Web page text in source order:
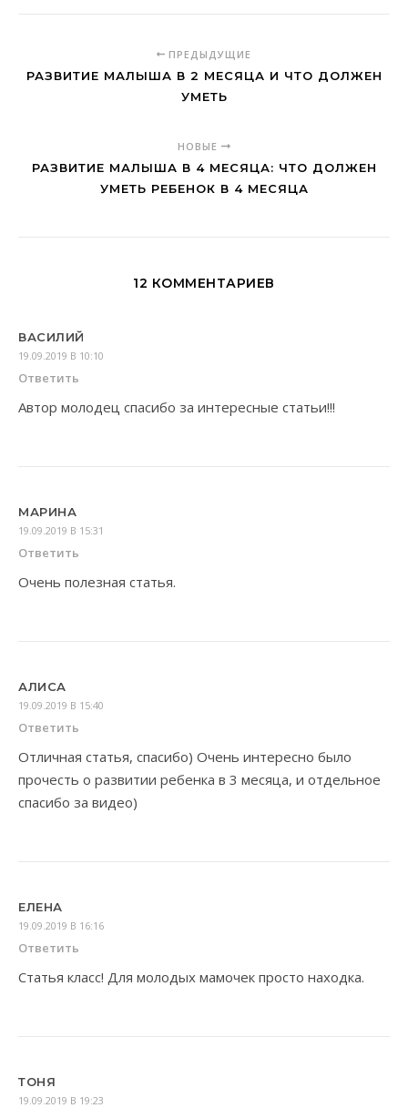
ПРЕДЫДУЩИЕ
РАЗВИТИЕ МАЛЫША В 2 МЕСЯЦА И ЧТО ДОЛЖЕН
УМЕТЬ
НОВЫЕ
РАЗВИТИЕ МАЛЫША В 4 МЕСЯЦА: ЧТО ДОЛЖЕН
УМЕТЬ РЕБЕНОК В 4 МЕСЯЦА
12 КОММЕНТАРИЕВ
ВАСИЛИЙ
19.09.2019 В 10:10
Ответить
Автор молодец спасибо за интересные статьи!!!
МАРИНА
19.09.2019 В 15:31
Ответить
Очень полезная статья.
АЛИСА
19.09.2019 В 15:40
Ответить
Отличная статья, спасибо) Очень интересно было
прочесть о развитии ребенка в 3 месяца, и отдельное
спасибо за видео)
ЕЛЕНА
19.09.2019 В 16:16
Ответить
Статья класс! Для молодых мамочек просто находка.
ТОНЯ
19.09.2019 В 19:23